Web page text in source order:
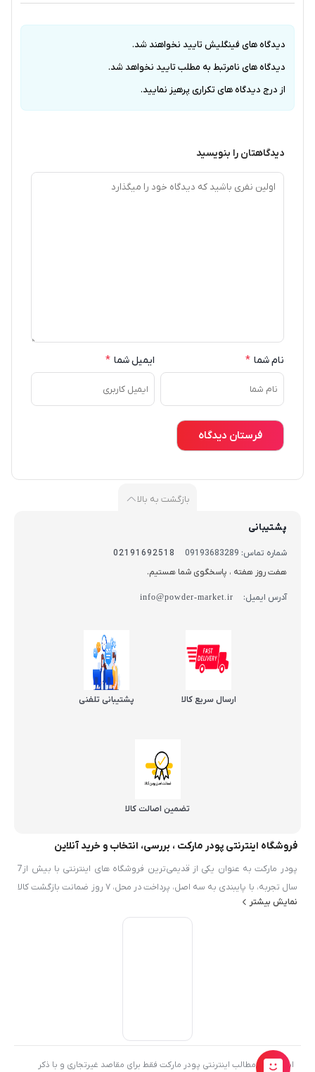
دیدگاه های فینگلیش تایید نخواهند شد.
دیدگاه های نامرتبط به مطلب تایید نخواهد شد.
از درج دیدگاه های تکراری پرهیز نمایید.
دیدگاهتان را بنویسید
نام شما * ایمیل شما *
بازگشت به بالا
پشتیبانی
شماره تماس: 09193683289
02191692518
هفت روز هفته ، پاسخگوی شما هستیم.
آدرس ایمیل: info@powder-market.ir
ارسال سریع کالا پشتیبانی تلفنی
تضمین اصالت کالا
فروشگاه اینترنتی پودر مارکت ، بررسی، انتخاب و خرید آنلاین
پودر مارکت به عنوان یکی از قدیمی‌ترین فروشگاه های اینترنتی با بیش از7
سال تجربه، با پایبندی به سه اصل، پرداخت در محل، ۷ روز ضمانت بازگشت کالا
و تضمین اصل‌بودن کالا موفق شده تا همگام با فروشگاه‌های معتبر ايران، به
بزرگ‌ترین فروشگاه اینترنتی ایران تبدیل شود. به محض ورود به سایت پودر
نمایش بیشتر
استفاده از مطالب اینترنتی پودر مارکت فقط برای مقاصد غیرتجاری و با ذکر